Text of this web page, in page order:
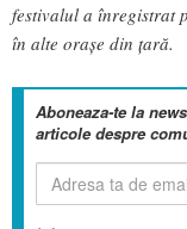
festivalul a înregistrat
în alte orașe din țară.
Aboneaza-te la
articole despre